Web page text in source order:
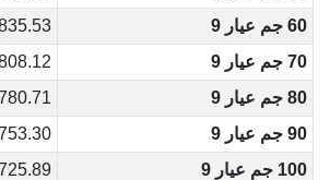
60 جم عيار 9
70 جم عيار 9
80 جم عيار 9
90 جم عيار 9
100 جم عيار 9